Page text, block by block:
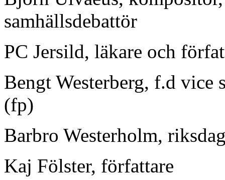
samhällsdebattör
PC Jersild, läkare och
Bengt Westerberg, f.d vice
(fp)
Barbro Westerholm,
Kaj Fölster, författare